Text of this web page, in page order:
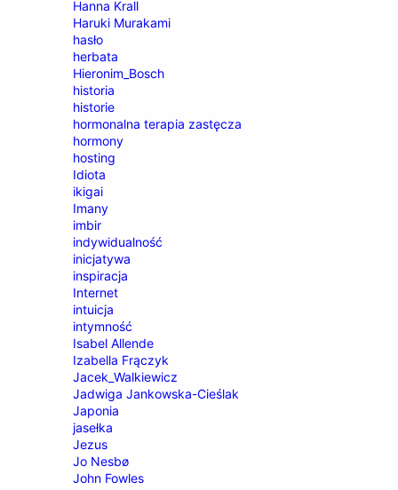
Hanna Krall
Haruki Murakami
hasło
herbata
Hieronim_Bosch
historia
historie
hormonalna terapia zastęcza
hormony
hosting
Idiota
ikigai
Imany
imbir
indywidualność
inicjatywa
inspiracja
Internet
intuicja
intymność
Isabel Allende
Izabella Frączyk
Jacek_Walkiewicz
Jadwiga Jankowska-Cieślak
Japonia
jasełka
Jezus
Jo Nesbø
John Fowles